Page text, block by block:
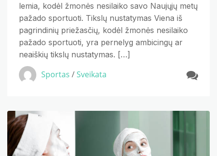
lemia, kodėl žmonės nesilaiko savo Naujųjų metų
pažado sportuoti. Tikslų nustatymas Viena iš
pagrindinių priežasčių, kodėl žmonės nesilaiko
pažado sportuoti, yra pernelyg ambicingų ar
neaiškių tikslų nustatymas. […]
Sportas /Sveikata